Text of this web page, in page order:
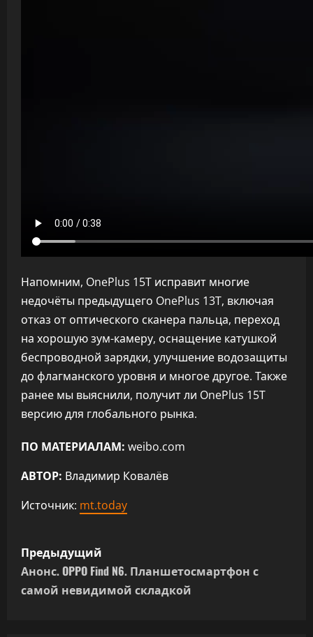
Напомним, OnePlus 15T исправит многие
недочёты предыдущего OnePlus 13T, включая
отказ от оптического сканера пальца, переход
на хорошую зум-камеру, оснащение катушкой
беспроводной зарядки, улучшение водозащиты
до флагманского уровня и многое другое. Также
ранее мы выяснили, получит ли OnePlus 15T
версию для глобального рынка.
ПО МАТЕРИАЛАМ: weibo.com
АВТОР: Владимир Ковалёв
Источник: mt.today
Н
а
в
Предыдущий
Анонс. OPPO Find N6. Планшетосмартфон с
самой невидимой складкой